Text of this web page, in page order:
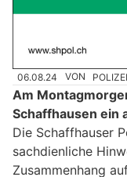
06.08.24 VON
Am
Schaffhausen ein
Die Schaffhauser
sachdienliche
Zusammenhang